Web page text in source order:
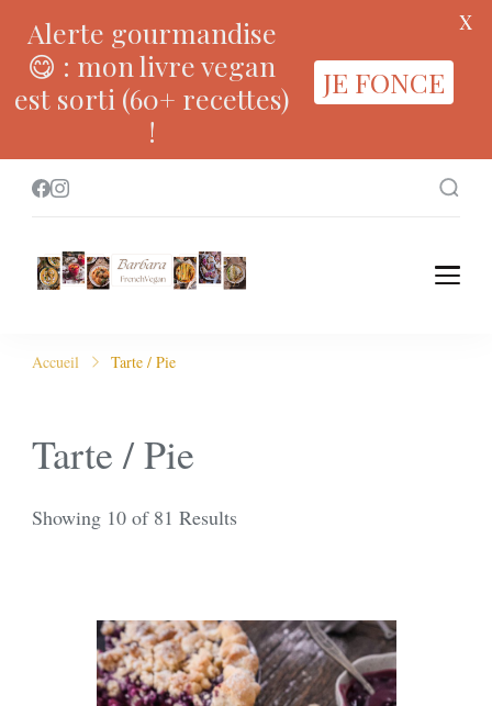
Accueil Tarte / Pie
Tarte / Pie
Showing 10 of 81 Results
Alerte gourmandise
😋 : mon livre vegan
est sorti (60+ recettes)
!
JE FONCE
X